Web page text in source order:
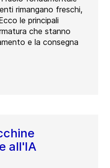
rimangano freschi,
le principali
che stanno
e la consegna
all'IA